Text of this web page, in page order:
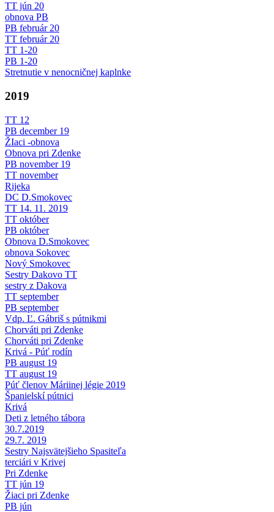
TT jún 20
obnova PB
PB február 20
TT február 20
TT 1-20
PB 1-20
Stretnutie v nenocničnej kaplnke
2019
TT 12
PB december 19
ŽIaci -obnova
Obnova pri Zdenke
PB november 19
TT november
Rijeka
DC D.Smokovec
TT 14. 11. 2019
TT október
PB október
Obnova D.Smokovec
obnova Sokovec
Nový Smokovec
Sestry Dakovo TT
sestry z Dakova
TT september
PB september
Vdp. Ľ. Gábriš s pútnikmi
Chorváti pri Zdenke
Chorváti pri Zdenke
Krivá - Púť rodín
PB august 19
TT august 19
Púť členov Máriinej légie 2019
Španielskí pútnici
Krivá
Deti z letného tábora
30.7.2019
29.7. 2019
Sestry Najsvätejšieho Spasiteľa
terciári v Krivej
Pri Zdenke
TT jún 19
Žiaci pri Zdenke
PB jún